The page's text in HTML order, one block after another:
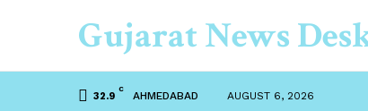
Gujarat News
32.9
C
AHMEDABAD AUGUST 6, 2026